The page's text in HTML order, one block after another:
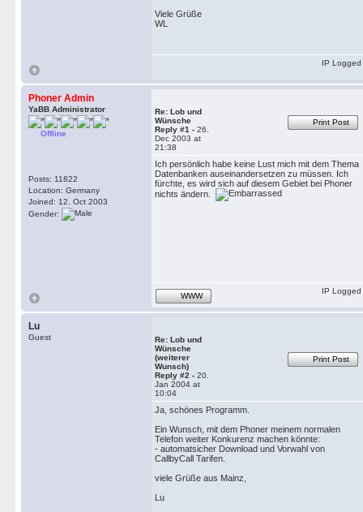
Viele Grüße
WL
IP Logged
Phoner Admin
YaBB Administrator
Offline
Posts: 11822
Location: Germany
Joined: 12. Oct 2003
Gender:
Re: Lob und
Wünsche
Reply #1 - 26.
Dec 2003 at
21:38
Print Post
Ich persönlich habe keine Lust mich mit dem Thema
Datenbanken auseinandersetzen zu müssen. Ich
fürchte, es wird sich auf diesem Gebiet bei Phoner
nichts ändern.
WWW
IP Logged
Lu
Guest
Re: Lob und
Wünsche
(weiterer
Wunsch)
Reply #2 - 20.
Jan 2004 at
10:04
Print Post
Ja, schönes Programm.
Ein Wunsch, mit dem Phoner meinem normalen
Telefon weiter Konkurenz machen könnte:
- automatsicher Download und Vorwahl von
CallbyCall Tarifen.
viele Grüße aus Mainz,
Lu